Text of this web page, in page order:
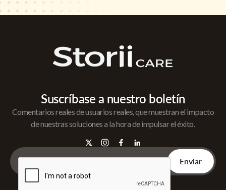
Suscríbase a nuestro boletín
Comentarios reales de usuarios reales, que muestran el impacto
de nuestras soluciones a la hora de impulsar el éxito.